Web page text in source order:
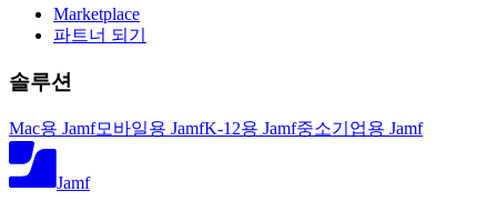
Marketplace
파트너 되기
솔루션
Mac용 Jamf모바일용 JamfK-12용 Jamf중소기업용 Jamf
Jamf